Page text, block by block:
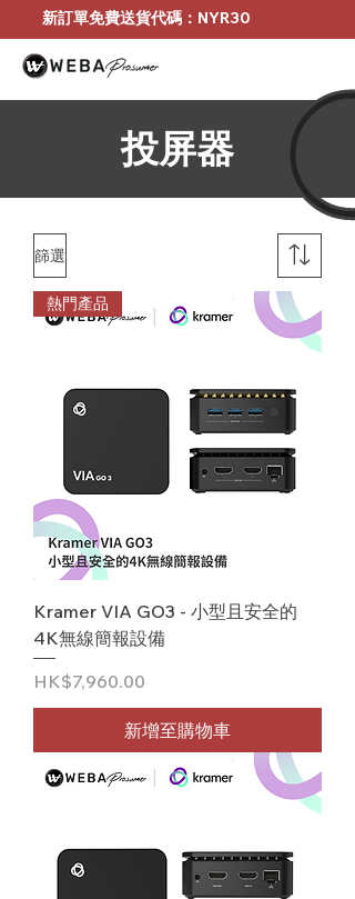
新訂單免費送貨代碼：NYR30
投屏器
篩選
熱門產品
Kramer VIA GO3 - 小型且安全的
4K無線簡報設備
價格
HK$7,960.00
新增至購物車